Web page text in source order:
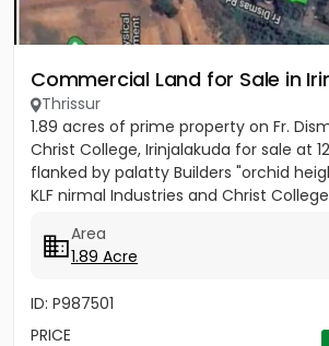
Commercial Land for Sale in
Thrissur
1.89 acres of prime property on Fr.
Christ College, Irinjalakuda for sale at
flanked by palatty Builders "orchid
KLF nirmal Industries and Christ
Area
1.89 Acre
ID: P987501
PRICE